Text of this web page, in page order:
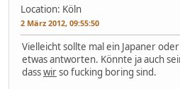
Location: Köln
2 März 2012, 09:55:50
Vielleicht sollte mal ein Japaner
etwas antworten. Könnte ja auch
dasswirso fucking boring sind.